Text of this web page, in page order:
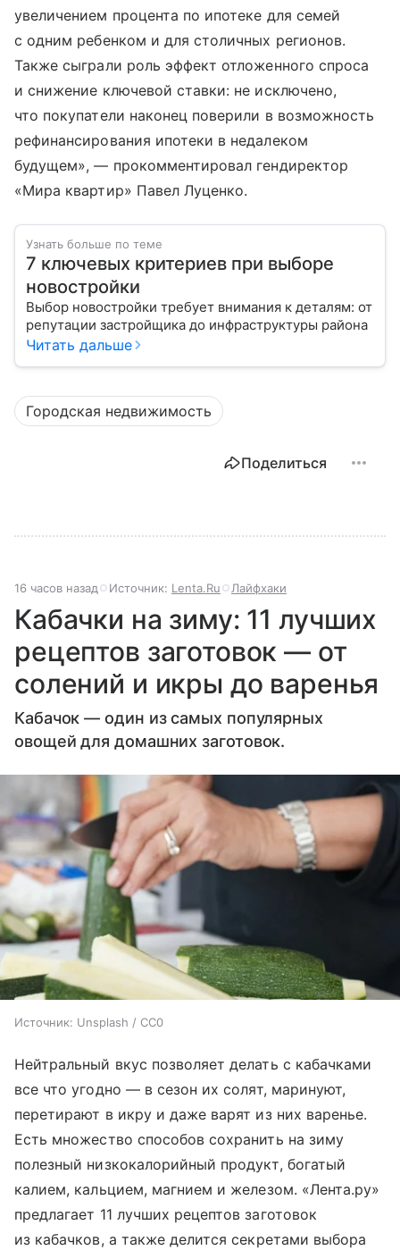
увеличением процента по ипотеке для семей
с одним ребенком и для столичных регионов.
Также сыграли роль эффект отложенного спроса
и снижение ключевой ставки: не исключено,
что покупатели наконец поверили в возможность
рефинансирования ипотеки в недалеком
будущем», — прокомментировал гендиректор
«Мира квартир» Павел Луценко.
Узнать больше по теме
7 ключевых критериев при выборе
новостройки
Выбор новостройки требует внимания к деталям: от
репутации застройщика до инфраструктуры района
Читать дальше
Городская недвижимость
Поделиться
16 часов назад Источник: Lenta.Ru Лайфхаки
Кабачки на зиму: 11 лучших
рецептов заготовок — от
солений и икры до варенья
Кабачок — один из самых популярных
овощей для домашних заготовок.
Источник: Unsplash / CC0
Нейтральный вкус позволяет делать с кабачками
все что угодно — в сезон их солят, маринуют,
перетирают в икру и даже варят из них варенье.
Есть множество способов сохранить на зиму
полезный низкокалорийный продукт, богатый
калием, кальцием, магнием и железом. «Лента.ру»
предлагает 11 лучших рецептов заготовок
из кабачков, а также делится секретами выбора